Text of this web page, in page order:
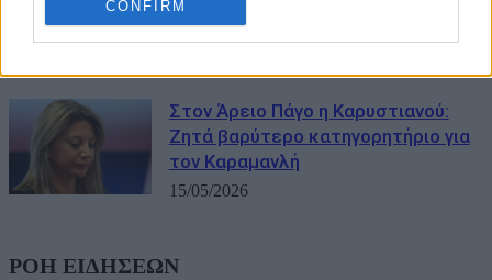
CONFIRMάλλοι πετούν χαρταετό» – Η αιχμή
Πλακιά για Καρυστιανού
Στον Άρειο Πάγο η Καρυστιανού:
Ζητά βαρύτερο κατηγορητήριο για
τον Καραμανλή
15/05/2026
ΡΟΗ ΕΙΔΗΣΕΩΝ